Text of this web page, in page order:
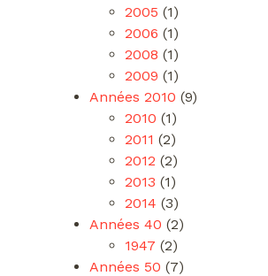
2005 (1)
2006 (1)
2008 (1)
2009 (1)
Années 2010 (9)
2010 (1)
2011 (2)
2012 (2)
2013 (1)
2014 (3)
Années 40 (2)
1947 (2)
Années 50 (7)